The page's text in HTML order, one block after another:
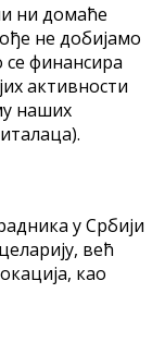
ни домаће
не добијамо
се финансира
активности
наших
у Србији
већ
као